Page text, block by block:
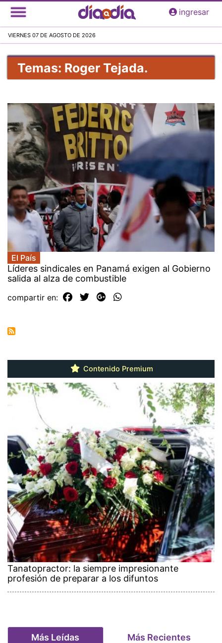
Pasar
al
principal
ingresar
VIERNES 07 DE AGOSTO DE 2026
Temas: Roger Tejada.
El País
Líderes sindicales en Panamá exigen al Gobierno
salida al alza de combustible
compartir en:
Contenido Premium
Tanatopractor: la siempre impresionante
profesión de preparar a los difuntos
Más Leídas Más Recientes